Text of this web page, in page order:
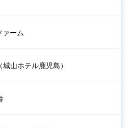
ァーム
山ホテル鹿児島）